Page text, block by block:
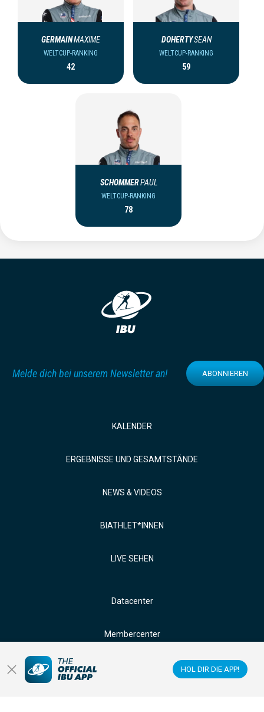
GERMAINMAXIME
WELTCUP-RANKING
42
DOHERTYSEAN
WELTCUP-RANKING
59
SCHOMMERPAUL
WELTCUP-RANKING
78
HOL DIR DIE APP!
Melde dich bei unserem Newsletter an! ABONNIEREN
KALENDER
ERGEBNISSE UND GESAMTSTÄNDE
NEWS & VIDEOS
BIATHLET*INNEN
LIVE SEHEN
Datacenter
Membercenter